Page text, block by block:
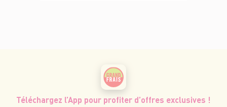
Téléchargez l’App pour profiter d’offres exclusives !